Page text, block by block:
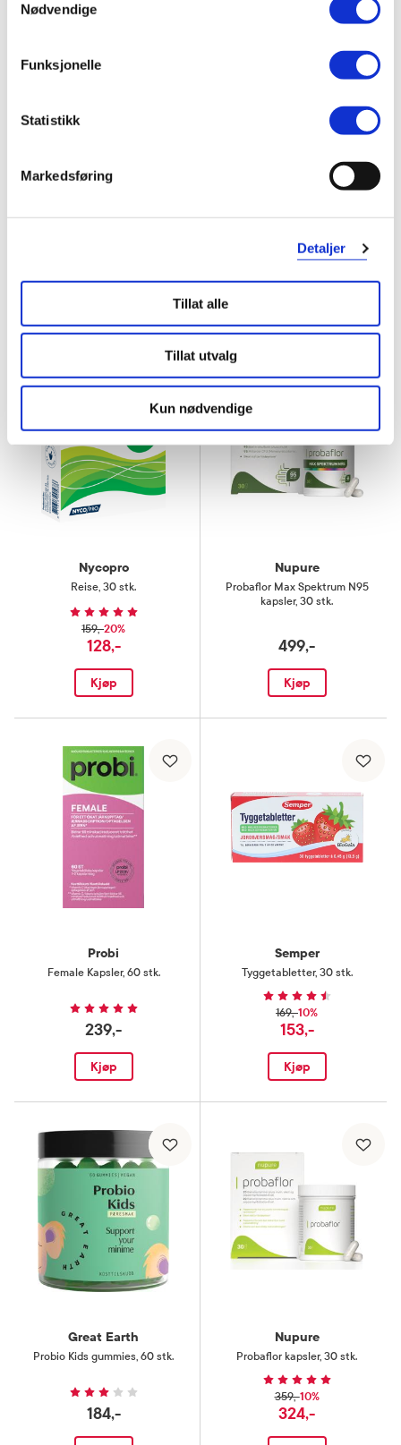
Nødvendige
Funksjonelle
Statistikk
Markedsføring
Detaljer
Tillat alle
Tillat utvalg
Kun nødvendige
Semper
198,-
Nycopro
Reise, 30 stk.
159,-20%
128,-
Kjøp
Nupure
Probaflor Max Spektrum N95
kapsler, 30 stk.
499,-
Kjøp
Probi
Female Kapsler, 60 stk.
239,-
Kjøp
Semper
Tyggetabletter, 30 stk.
169,-10%
153,-
Kjøp
Great Earth
Probio Kids gummies, 60 stk.
184,-
Nupure
Probaflor kapsler, 30 stk.
359,-10%
324,-